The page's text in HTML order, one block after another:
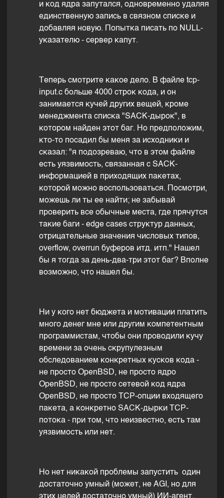
и код ядра запутался, одновременно удаляя
единственную запись в связном списке и
добавляя новую. Попытка писать по NULL-
указателю - сервер капут.
Теперь смотрите какое дело. В файле tcp-
input.c больше 4000 строк кода, и он
занимается кучей других вещей, кроме
менеджмента списка "SACK-дырок", в
котором найден этот баг. Но предположим,
кто-то посадил бы меня за исходники и
сказал: "я подозреваю, что в этом файле
есть уязвимость, связанная с SACK-
информацией в приходящих пакетах,
которой можно воспользоваться. Посмотри,
можешь ли ты ее найти; не забывай
проверить все обычные места, где прячутся
такие баги - edge cases структур данных,
отрицательные значения числовых типов,
overflow, overrun буферов итд. итп." Нашел
бы я тогда за день-два-три этот баг? Вполне
возможно, что нашел бы.
Ни у кого нет бюджета и мотивации платить
много денег мне или другим компетентным
программистам, чтобы они проводили кучу
времени за очень скрупулезным
обследованием конкретных кусков кода -
не просто OpenBSD, не просто ядро
OpenBSD, не просто сетевой код ядра
OpenBSD, не просто TCP-опции входящего
пакета, а конкретно SACK-дырки TCP-
потока - при том, что неизвестно, есть там
уязвимость или нет.
Но нет никакой проблемы запустить один
достаточно умный (может, не AGI, но для